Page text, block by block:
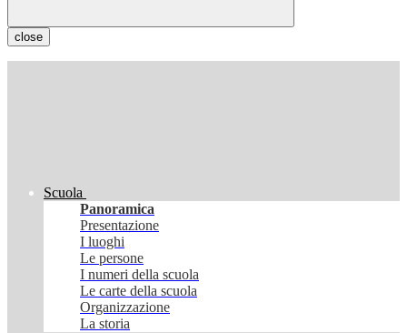
close
Scuola
Panoramica
Presentazione
I luoghi
Le persone
I numeri della scuola
Le carte della scuola
Organizzazione
La storia